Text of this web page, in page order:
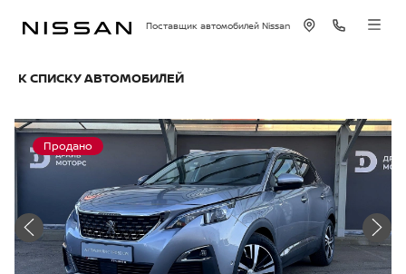
Поставщик автомобилей Nissan
К СПИСКУ АВТОМОБИЛЕЙ
Продано